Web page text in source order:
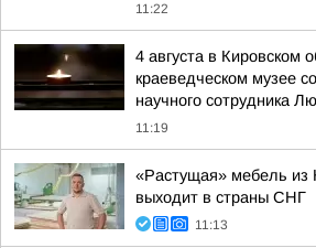
11:22
4 августа в Кировском
краеведческом музее
научного сотрудника
11:19
«Растущая» мебель из
выходит в страны СНГ
11:13